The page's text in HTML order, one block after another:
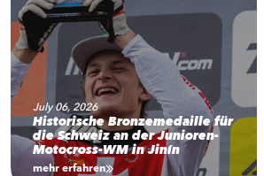
July 06, 2026
Historische Bronzemedaille für
die Schweiz an der Junioren-
Motocross-WM in Jinín
mehr erfahren